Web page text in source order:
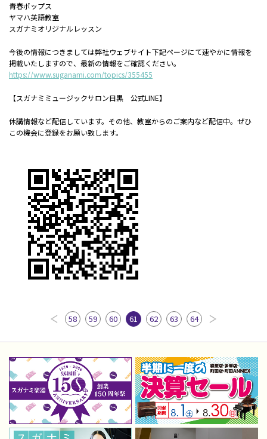
青春ポップス
ヤマハ英語教室
スガナミオリジナルレッスン
今後の情報につきましては弊社ウェブサイト下記ページにて速やかに情報を
掲載いたしますので、最新の情報をご確認ください。
https://www.suganami.com/topics/355455
【スガナミミュージックサロン目黒 公式LINE】
休講情報など配信しています。その他、教室からのご案内など配信中。ぜひ
この機会に登録をお願い致します。
58 59 60 61 62 63 64